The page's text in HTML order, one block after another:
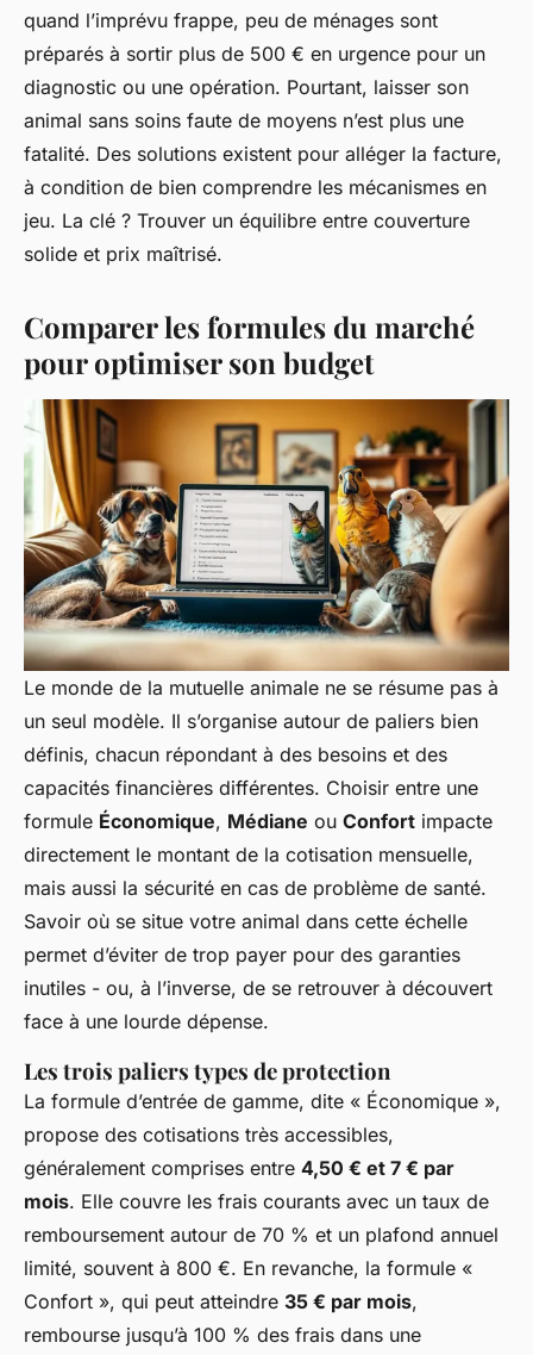
quand l’imprévu frappe, peu de ménages sont
préparés à sortir plus de 500 € en urgence pour un
diagnostic ou une opération. Pourtant, laisser son
animal sans soins faute de moyens n’est plus une
fatalité. Des solutions existent pour alléger la facture,
à condition de bien comprendre les mécanismes en
jeu. La clé ? Trouver un équilibre entre couverture
solide et prix maîtrisé.
Comparer les formules du marché
pour optimiser son budget
Le monde de la mutuelle animale ne se résume pas à
un seul modèle. Il s’organise autour de paliers bien
définis, chacun répondant à des besoins et des
capacités financières différentes. Choisir entre une
formule Économique, Médiane ou Confort impacte
directement le montant de la cotisation mensuelle,
mais aussi la sécurité en cas de problème de santé.
Savoir où se situe votre animal dans cette échelle
permet d’éviter de trop payer pour des garanties
inutiles - ou, à l’inverse, de se retrouver à découvert
face à une lourde dépense.
Les trois paliers types de protection
La formule d’entrée de gamme, dite « Économique »,
propose des cotisations très accessibles,
généralement comprises entre 4,50 € et 7 € par
mois. Elle couvre les frais courants avec un taux de
remboursement autour de 70 % et un plafond annuel
limité, souvent à 800 €. En revanche, la formule «
Confort », qui peut atteindre 35 € par mois,
rembourse jusqu’à 100 % des frais dans une